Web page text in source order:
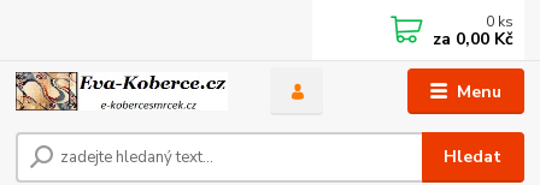
Menu
Hledat
0 ks
za 0,00 Kč